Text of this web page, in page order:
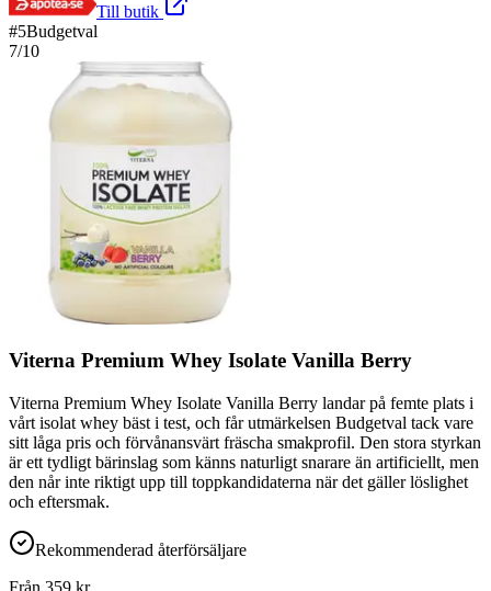
Till butik
#5Budgetval
7/10
Viterna Premium Whey Isolate Vanilla Berry
Viterna Premium Whey Isolate Vanilla Berry landar på femte plats i
vårt isolat whey bäst i test, och får utmärkelsen Budgetval tack vare
sitt låga pris och förvånansvärt fräscha smakprofil. Den stora styrkan
är ett tydligt bärinslag som känns naturligt snarare än artificiellt, men
den når inte riktigt upp till toppkandidaterna när det gäller löslighet
och eftersmak.
Rekommenderad återförsäljare
Från 359 kr